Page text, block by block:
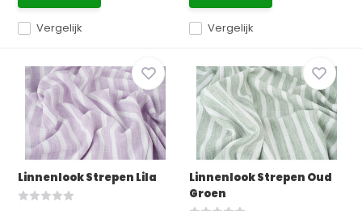
Vergelijk Vergelijk
Linnenlook Strepen Lila
Linnenlook Strepen Oud
Groen